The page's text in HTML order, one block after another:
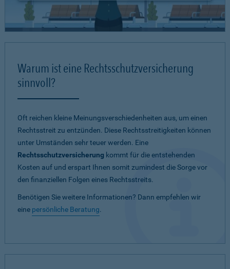
Warum ist eine Rechtsschutzversicherung
sinnvoll?
Oft reichen kleine Meinungsverschiedenheiten aus, um einen
Rechtsstreit zu entzünden. Diese Rechtsstreitigkeiten können
unter Umständen sehr teuer werden. Eine
Rechtsschutzversicherung kommt für die entstehenden
Kosten auf und erspart Ihnen somit zumindest die Sorge vor
den finanziellen Folgen eines Rechtsstreits.
Benötigen Sie weitere Informationen? Dann empfehlen wir
eine persönliche Beratung.